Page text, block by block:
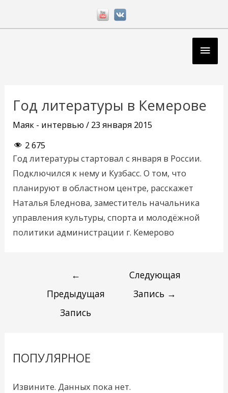
Год литературы в Кемерове
Маяк - интервью / 23 января 2015
2 675
Год литературы стартовал с января в России.
Подключился к нему и Кузбасс. О том, что
планируют в областном центре, расскажет
Наталья Бледнова, заместитель начальника
управления культуры, спорта и молодёжной
политики администрации г. Кемерово
записям
←
Предыдущая
Запись
Следующая
Запись →
ПОПУЛЯРНОЕ
Извините. Данных пока нет.